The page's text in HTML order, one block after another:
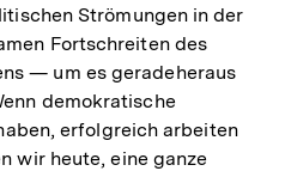
Strömungen in der
Fortschreiten des
— um es geradeheraus
demokratische
erfolgreich arbeiten
wir heute, eine ganze